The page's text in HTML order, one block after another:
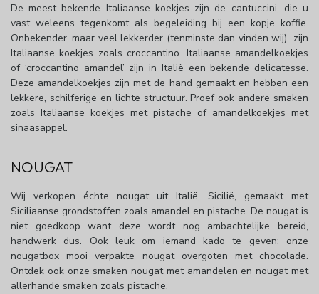
De meest bekende Italiaanse koekjes zijn de cantuccini, die u
vast weleens tegenkomt als begeleiding bij een kopje koffie.
Onbekender, maar veel lekkerder (tenminste dan vinden wij) zijn
Italiaanse koekjes zoals croccantino. Italiaanse amandelkoekjes
of ‘croccantino amandel’ zijn in Italië een bekende delicatesse.
Deze amandelkoekjes zijn met de hand gemaakt en hebben een
lekkere, schilferige en lichte structuur. Proef ook andere smaken
zoals Italiaanse koekjes met pistache of amandelkoekjes met
sinaasappel.
NOUGAT
Wij verkopen échte nougat uit Italië, Sicilië, gemaakt met
Siciliaanse grondstoffen zoals amandel en pistache. De nougat is
niet goedkoop want deze wordt nog ambachtelijke bereid,
handwerk dus. Ook leuk om iemand kado te geven: onze
nougatbox mooi verpakte nougat overgoten met chocolade.
Ontdek ook onze smakennougat met amandelen en nougat met
allerhande smaken zoals pistache.